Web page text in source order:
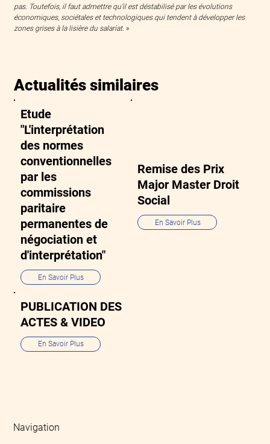
pas. Toutefois, il faut admettre qu’il est déstabilisé par les évolutions
économiques, sociétales et technologiques qui tendent à développer les
zones grises à la lisière du salariat. »
Actualités similaires
Etude
"L'interprétation
des normes
conventionnelles
par les
commissions
paritaire
permanentes de
négociation et
d'interprétation"
En Savoir Plus
Remise des Prix
Major Master Droit
Social
En Savoir Plus
PUBLICATION DES
ACTES & VIDEO
En Savoir Plus
Navigation